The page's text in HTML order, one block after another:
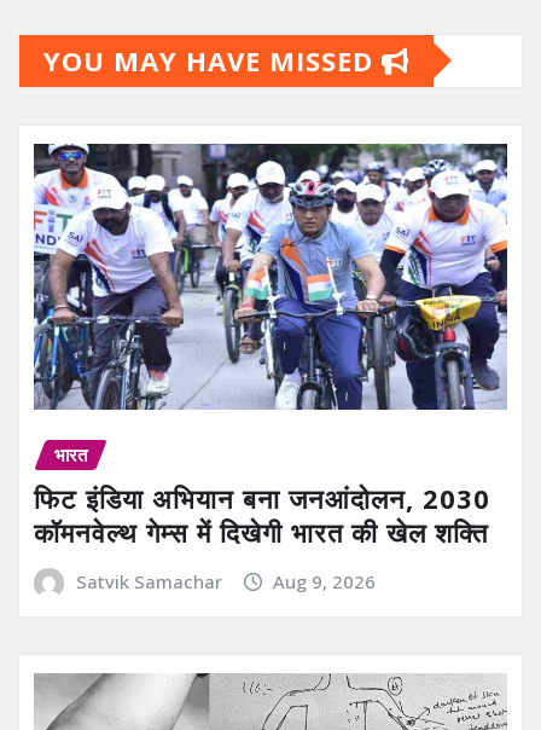
YOU MAY HAVE MISSED
भारत
फिट इंडिया अभियान बना जनआंदोलन, 2030
कॉमनवेल्थ गेम्स में दिखेगी भारत की खेल शक्ति
Satvik Samachar Aug 9, 2026